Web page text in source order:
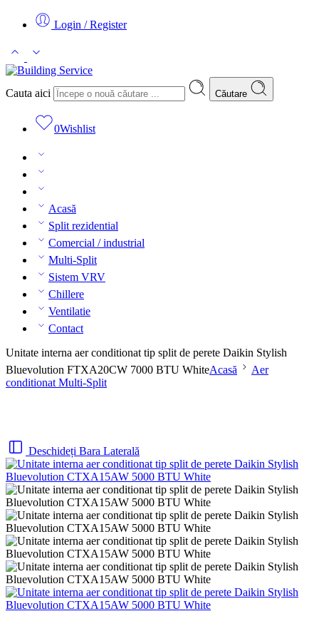
Login / Register
Cauta aici Căutare
0Wishlist
Acasă
Split rezidential
Comercial / industrial
Multi-Split
Sistem VRV
Chillere
Ventilatie
Contact
Unitate interna aer conditionat tip split de perete Daikin Stylish
Bluevolution FTXA20CW 7000 BTU WhiteAcasă
Aer
conditionat Multi-Split
Deschideți Bara Laterală